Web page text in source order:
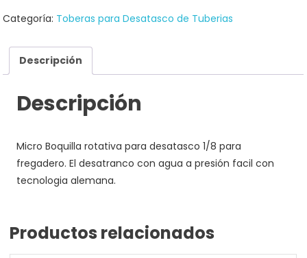
215,00 €. 124,00 €.
para
desatascos
para
fregaderos
cantidad
Categoría: Toberas para Desatasco de Tuberias
Descripción
Descripción
Micro Boquilla rotativa para desatasco 1/8 para
fregadero. El desatranco con agua a presión facil con
tecnologia alemana.
Productos relacionados